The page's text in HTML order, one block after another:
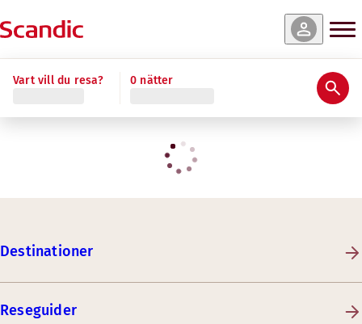
Vart vill du resa? 0 nätter
Destinationer
Reseguider